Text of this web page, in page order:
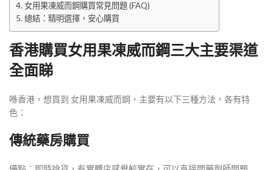
女用果凍威而鋼購買常見問題 (FAQ)
總結：精明選擇，安心購買
香港購買女用果凍威而鋼三大主要渠道
全面睇
喺香港，想買到 女用果凍威而鋼，主要有以下三種方法，各有特
色：
傳統藥房購買